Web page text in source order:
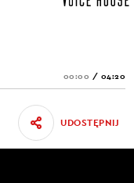
00:00 / 04:20
UDOSTĘPNIJ